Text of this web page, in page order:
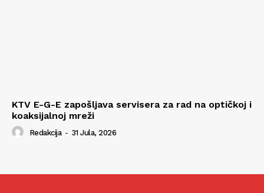
KTV E-G-E zapošljava servisera za rad na optičkoj i
koaksijalnoj mreži
Redakcija - 31 Jula, 2026